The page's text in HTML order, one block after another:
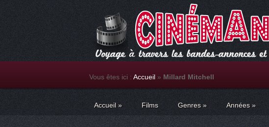
Vous êtes ici : Accueil » Millard Mitchell
Accueil » Films Genres» Années »